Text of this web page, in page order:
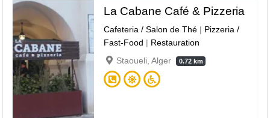
La Cabane Café & Pizzeria
Cafeteria / Salon de Thé | Pizzeria /
Fast-Food | Restauration
Staoueli, Alger
0.72 km